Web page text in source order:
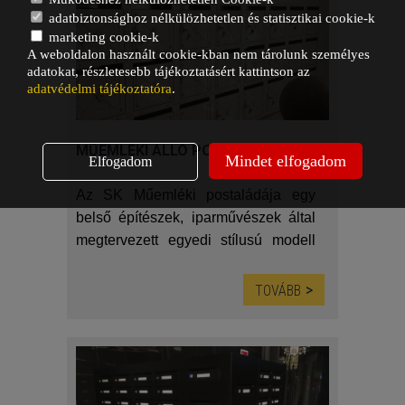
a felhasználóbarát élményről.
(Ajánlatkérő űrlap az oldal alján)
MŰEMLÉKI ÁLLÓ POSTALÁDA
Az SK Műemléki postaládája egy
belső építészek, iparművészek által
megtervezett egyedi stílusú modell
(Ajánlatkérő űrlap az oldal alján)
TOVÁBB
adatbiztonsághoz nélkülözhetetlen és statisztikai cookie-k
marketing cookie-k
A weboldalon használt cookie-kban nem tárolunk személyes
adatokat, részletesebb tájékoztatásért kattintson az
adatvédelmi tájékoztatóra.
Elfogadom Mindet elfogadom